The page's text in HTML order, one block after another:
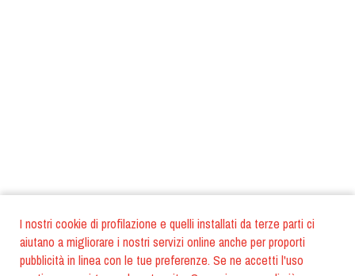
I nostri cookie di profilazione e quelli installati da terze parti ci
aiutano a migliorare i nostri servizi online anche per proporti
pubblicità in linea con le tue preferenze. Se ne accetti l'uso